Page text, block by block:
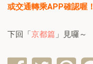
或交通轉乘APP確認喔！
下回「京都篇 」見囉～